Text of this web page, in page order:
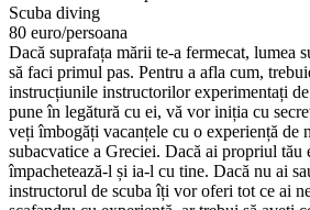
Scuba diving
80 euro/persoana
Dacă suprafața mării te-a fermecat, lumea
să faci primul pas. Pentru a afla cum,
instrucțiunile instructorilor experimentați
pune în legătură cu ei, vă vor iniția cu
veți îmbogăți vacanțele cu o experiență de
subacvatice a Greciei. Dacă ai propriul tău
împachetează-l și ia-l cu tine. Dacă nu ai
instructorul de scuba îți vor oferi tot ce ai